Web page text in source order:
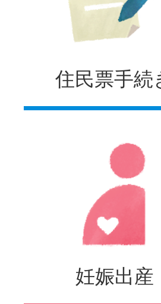
住民票手続
妊娠出産